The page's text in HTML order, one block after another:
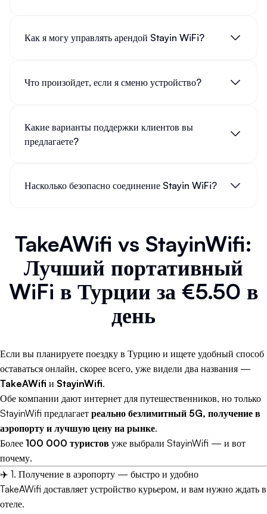
Как я могу управлять арендой Stayin WiFi?
Что произойдет, если я сменю устройство?
Какие варианты поддержки клиентов вы
предлагаете?
Насколько безопасно соединение Stayin WiFi?
TakeAWifi vs StayinWifi:
Лучший портативный
WiFi в Турции за €5.50 в
день
Если вы планируете поездку в Турцию и ищете удобный способ
оставаться онлайн, скорее всего, уже видели два названия —
TakeAWifi и StayinWifi.
Обе компании дают интернет для путешественников, но только
StayinWifi предлагает реально безлимитный 5G, получение в
аэропорту и лучшую цену на рынке.
Более 100 000 туристов уже выбрали StayinWifi — и вот
почему.
✈️ 1. Получение в аэропорту — быстро и удобно
TakeAWifi доставляет устройство курьером, и вам нужно ждать в
отеле.